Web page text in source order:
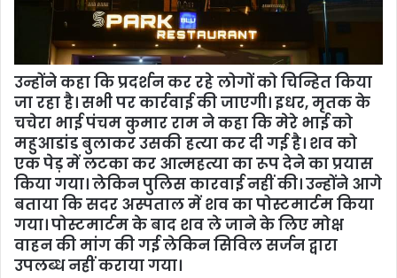
उन्होंने कहा कि प्रदर्शन कर रहे लोगों को चिन्हित किया
जा रहा है। सभी पर कार्रवाई की जाएगी। इधर, मृतक के
चचेरा भाई पंचम कुमार राम ने कहा कि मेरे भाई को
महुआडांड बुलाकर उसकी हत्या कर दी गई है। शव को
एक पेड़ में लटका कर आत्महत्या का रूप देने का प्रयास
किया गया। लेकिन पुलिस कारवाई नहीं की। उन्होंने आगे
बताया कि सदर अस्पताल में शव का पोस्टमार्टम किया
गया। पोस्टमार्टम के बाद शव ले जाने के लिए मोक्ष
वाहन की मांग की गई लेकिन सिविल सर्जन द्वारा
उपलब्ध नहीं कराया गया।